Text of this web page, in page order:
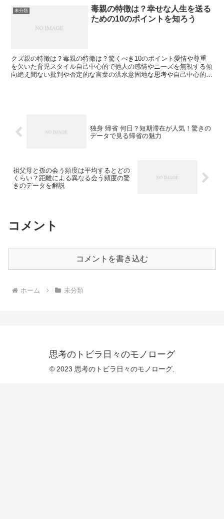
未分類
毒親の特徴は？幸せな人生を送る
ための10のポイントを知ろう
クズ親の特徴は？毒親の特徴は？驚くべき10のポイント愛情や尊重
を欠いた育児スタイル自己中心的で他人の感情やニーズを無視する傾
向絶え間ない批判や否定的な言葉の洪水意固地な思考や自己中心的な
独身 帰省 何日？短期滞在が人気！驚きの
データで見る帰省の魅力
祖父母と孫の会う頻度は平均するとどの
くらい？距離による異なる会う頻度の驚
きのデータを解説
コメント
コメントを書き込む
ホーム 未分類
思考のトビラ日々のモノローグ
© 2023 思考のトビラ日々のモノローグ.